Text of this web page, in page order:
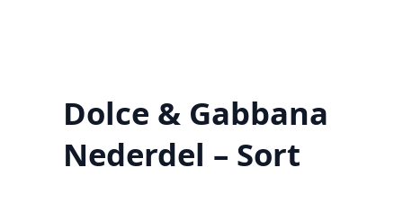
Dolce & Gabbana
Nederdel – Sort